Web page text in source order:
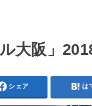
大阪」
シェア は